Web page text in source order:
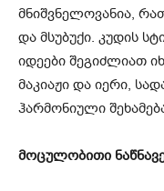
მნიშვნელოვანია,
და მსუბუქი. კუდის
იდეები შეგიძლიათ
მაკიაჟი და იერი,
ჰარმონიული
მოცულობითი